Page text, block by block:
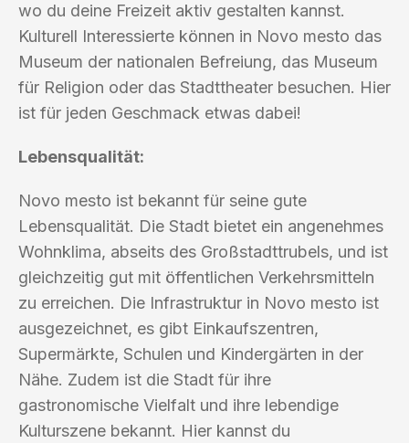
wo du deine Freizeit aktiv gestalten kannst.
Kulturell Interessierte können in Novo mesto das
Museum der nationalen Befreiung, das Museum
für Religion oder das Stadttheater besuchen. Hier
ist für jeden Geschmack etwas dabei!
Lebensqualität:
Novo mesto ist bekannt für seine gute
Lebensqualität. Die Stadt bietet ein angenehmes
Wohnklima, abseits des Großstadttrubels, und ist
gleichzeitig gut mit öffentlichen Verkehrsmitteln
zu erreichen. Die Infrastruktur in Novo mesto ist
ausgezeichnet, es gibt Einkaufszentren,
Supermärkte, Schulen und Kindergärten in der
Nähe. Zudem ist die Stadt für ihre
gastronomische Vielfalt und ihre lebendige
Kulturszene bekannt. Hier kannst du